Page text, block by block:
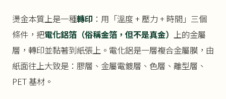
燙金本質上是一種轉印 ：用「溫度 + 壓力 + 時間」三個
條件，把電化鋁箔（俗稱金箔，但不是真金） 上的金屬
層，轉印並黏著到紙張上。電化鋁是一層複合金屬膜，由
紙面往上大致是：膠層、金屬電鍍層、色層、離型層、
PET 基材。